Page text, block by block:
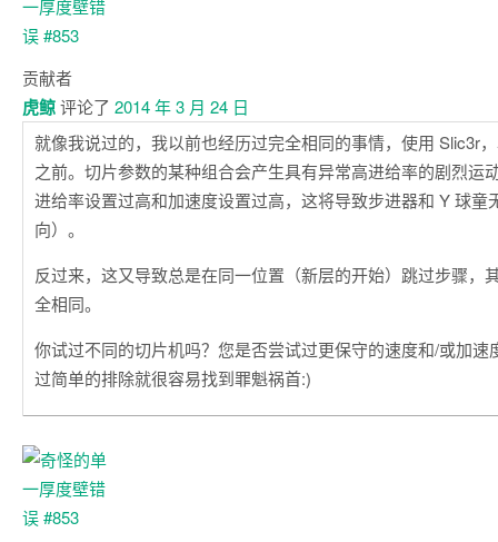
贡献者
虎鲸评论了 2014 年 3 月 24 日
就像我说过的，我以前也经历过完全相同的事情，使用 Slic3r
之前。切片参数的某种组合会产生具有异常高进给率的剧烈运
进给率设置过高和加速度设置过高，这将导致步进器和 Y 球童
向）。
反过来，这又导致总是在同一位置（新层的开始）跳过步骤，
全相同。
你试过不同的切片机吗？您是否尝试过更保守的速度和/或加速
过简单的排除就很容易找到罪魁祸首:)